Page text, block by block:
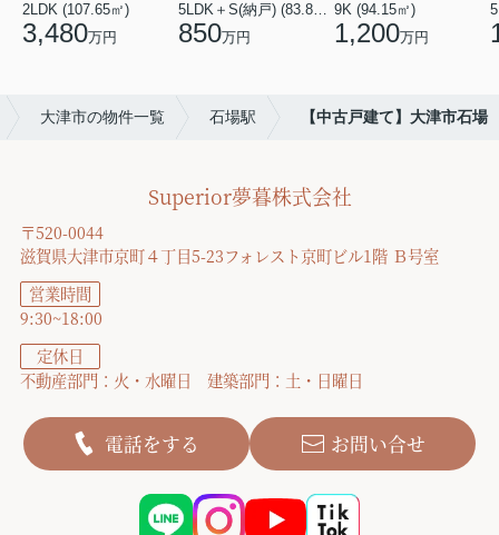
2LDK (107.65㎡)
3,480万円
5LDK＋S(納戸) (83.82㎡)
850万円
9K (94.15㎡)
1,200万円
大津市の物件一覧 石場駅 【中古戸建て】大津市石場
Superior夢暮株式会社
〒520-0044
滋賀県大津市京町４丁目5-23フォレスト京町ビル1階 Ｂ号室
営業時間
9:30~18:00
定休日
不動産部門：火・水曜日 建築部門：土・日曜日
電話をする お問い合せ